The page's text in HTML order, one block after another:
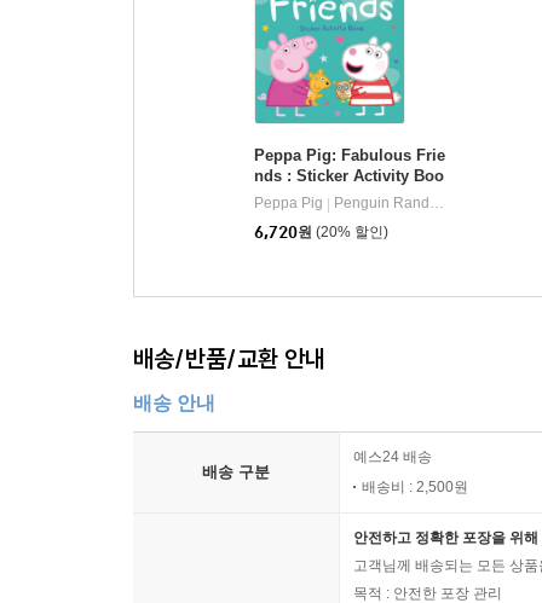
Peppa Pig: Fabulous Frie
nds : Sticker Activity Boo
k
Peppa Pig | Penguin Random House Children's UK
6,720원 (20% 할인)
배송/반품/교환 안내
배송 안내
배송 구분
예스24 배송
배송비 : 2,500원
안전하고 정확한 포장을 위
고객님께 배송되는 모든 상
목적 : 안전한 포장 관리